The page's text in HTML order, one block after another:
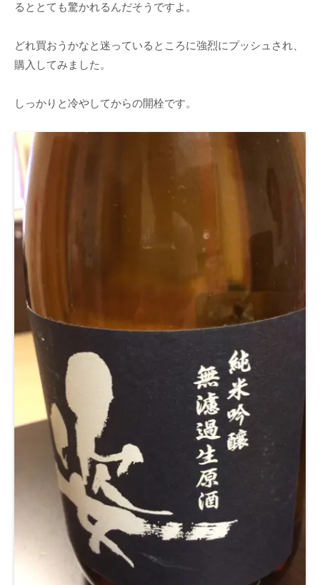
るととても驚かれるんだそうですよ。
どれ買おうかなと迷っているところに強烈にプッシュされ、
購入してみました。
しっかりと冷やしてからの開栓です。